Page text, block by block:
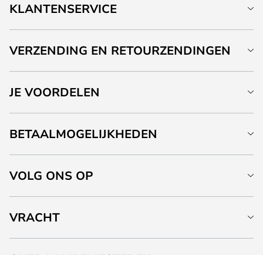
KLANTENSERVICE
VERZENDING EN RETOURZENDINGEN
JE VOORDELEN
BETAALMOGELIJKHEDEN
VOLG ONS OP
VRACHT